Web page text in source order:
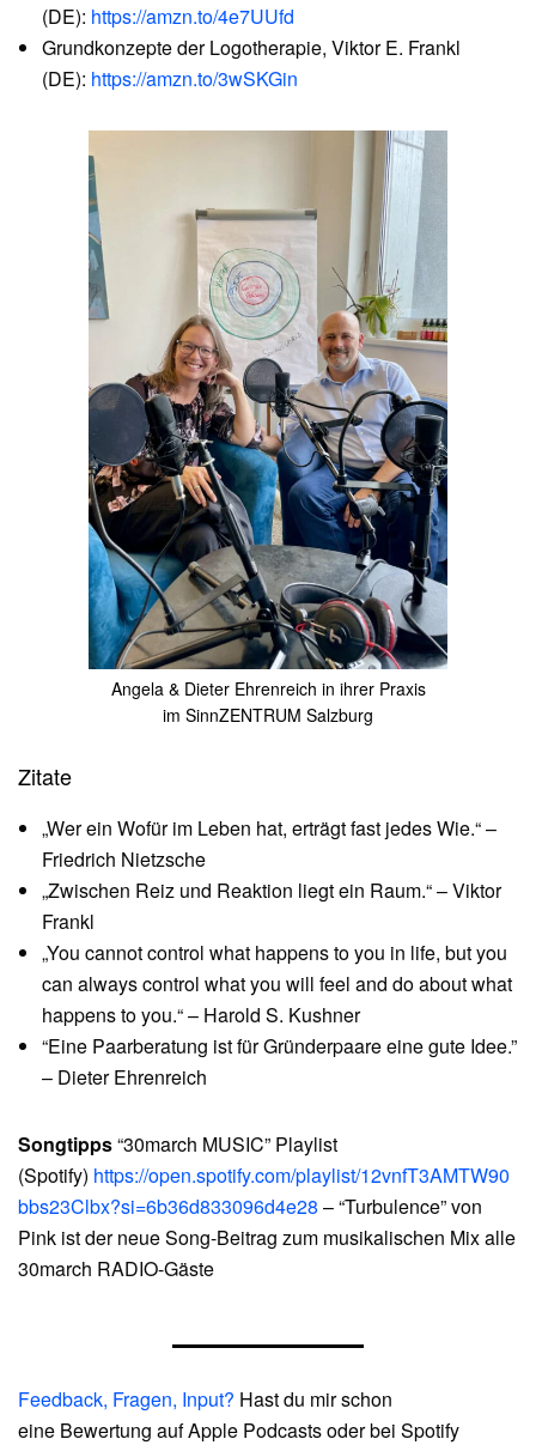
(DE): https://amzn.to/4e7UUfd
Grundkonzepte der Logotherapie, Viktor E. Frankl
(DE): https://amzn.to/3wSKGin
Angela & Dieter Ehrenreich in ihrer Praxis
im SinnZENTRUM Salzburg
Zitate
„Wer ein Wofür im Leben hat, erträgt fast jedes Wie.“ –
Friedrich Nietzsche
„Zwischen Reiz und Reaktion liegt ein Raum.“ – Viktor
Frankl
„You cannot control what happens to you in life, but you
can always control what you will feel and do about what
happens to you.“ – Harold S. Kushner
“Eine Paarberatung ist für Gründerpaare eine gute Idee.”
– Dieter Ehrenreich
Songtipps“30march MUSIC” Playlist
(Spotify) https://open.spotify.com/playlist/12vnfT3AMTW90
bbs23Clbx?si=6b36d833096d4e28 – “Turbulence” von
Pink ist der neue Song-Beitrag zum musikalischen Mix alle
30march RADIO-Gäste
Feedback, Fragen, Input? Hast du mir schon
eine Bewertung auf Apple Podcasts oder bei Spotify